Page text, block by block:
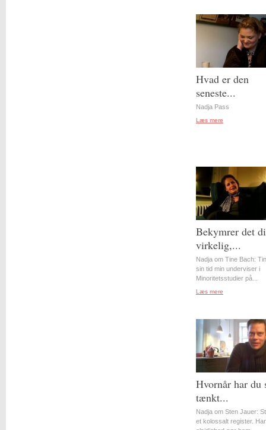
Hvad er den
seneste...
Nadja Pass
Læs mere
Bekymrer det
virkelig,...
Nadja om Tine Bach:
sin tid min underviser i
Minoritetsstudier på...
Læs mere
Hvornår har du
tænkt...
Nadja om Sten Jauer:
et kolossalt register.